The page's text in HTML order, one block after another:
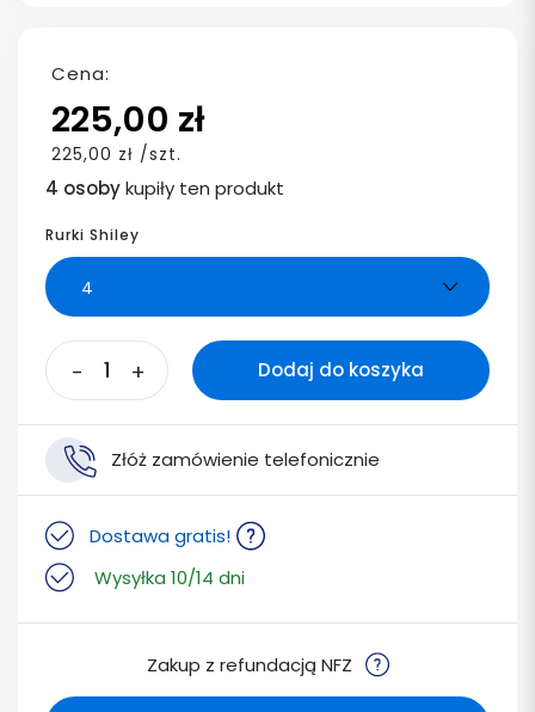
Cena:
225,00 zł
225,00 zł /szt.
4 osobykupiły ten produkt
Rurki Shiley
- + Dodaj do koszyka
Złóż zamówienie telefonicznie
Dostawa gratis!
Wysyłka 10/14 dni
Zakup z refundacją NFZ